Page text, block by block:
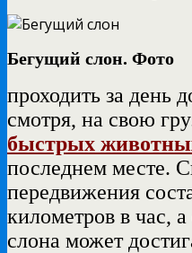
Бегущий слон. Фото
проходить за день
смотря, на свою
быстрых
последнем месте.
передвижения
километров в час,
слона может